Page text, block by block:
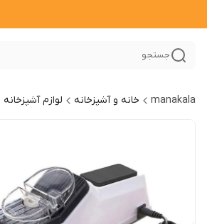
جستجو
manakala خانه و آشپزخانه لوازم آشپزخانه